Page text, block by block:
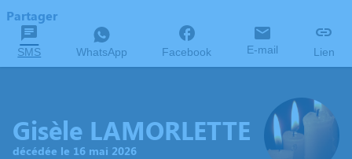
Partager
SMS WhatsApp Facebook E-mail Lien
Gisèle LAMORLETTE
décédée le 16 mai 2026